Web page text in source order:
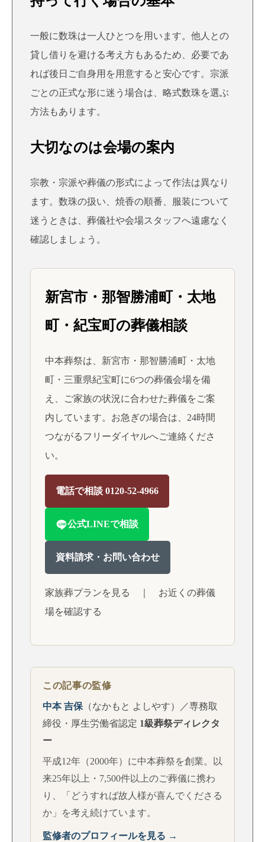
一般に数珠は一人ひとつを用います。他人との
貸し借りを避ける考え方もあるため、必要であ
れば後日ご自身用を用意すると安心です。宗派
ごとの正式な形に迷う場合は、略式数珠を選ぶ
方法もあります。
大切なのは会場の案内
宗教・宗派や葬儀の形式によって作法は異なり
ます。数珠の扱い、焼香の順番、服装について
迷うときは、葬儀社や会場スタッフへ遠慮なく
確認しましょう。
新宮市・那智勝浦町・太地
町・紀宝町の葬儀相談
中本葬祭は、新宮市・那智勝浦町・太地
町・三重県紀宝町に6つの葬儀会場を備
え、ご家族の状況に合わせた葬儀をご案
内しています。お急ぎの場合は、24時間
つながるフリーダイヤルへご連絡くださ
い。
電話で相談 0120-52-4966
公式LINEで相談
資料請求・お問い合わせ
家族葬プランを見る
お近くの葬儀
場を確認する
この記事の監修
中本 吉保 （なかもと よしやす）／専務取
締役・厚生労働省認定 1級葬祭ディレクタ
ー
平成12年（2000年）に中本葬祭を創業。以
来25年以上・7,500件以上のご葬儀に携わ
り、「どうすれば故人様が喜んでくださる
か」を考え続けています。
監修者のプロフィールを見る →